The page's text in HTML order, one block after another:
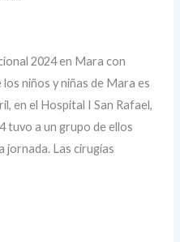
2024 en Mara con
niños y niñas de Mara es
en el Hospital I San Rafael,
tuvo a un grupo de ellos
jornada. Las cirugías